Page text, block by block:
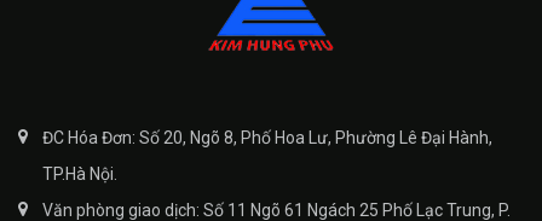
ĐC Hóa Đơn: Số 20, Ngõ 8, Phố Hoa Lư, Phường Lê Đại Hành,
TP.Hà Nội.
Văn phòng giao dịch: Số 11 Ngõ 61 Ngách 25 Phố Lạc Trung, P.